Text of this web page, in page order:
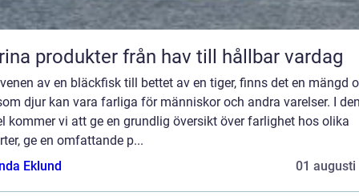
Marina produkter från hav till hållbar vardag
av en bläckfisk till bettet av en tiger, finns det en mängd
djur kan vara farliga för människor och andra varelser. I
kommer vi att ge en grundlig översikt över farlighet hos olika
ge en omfattande p...
Eklund
01 augusti